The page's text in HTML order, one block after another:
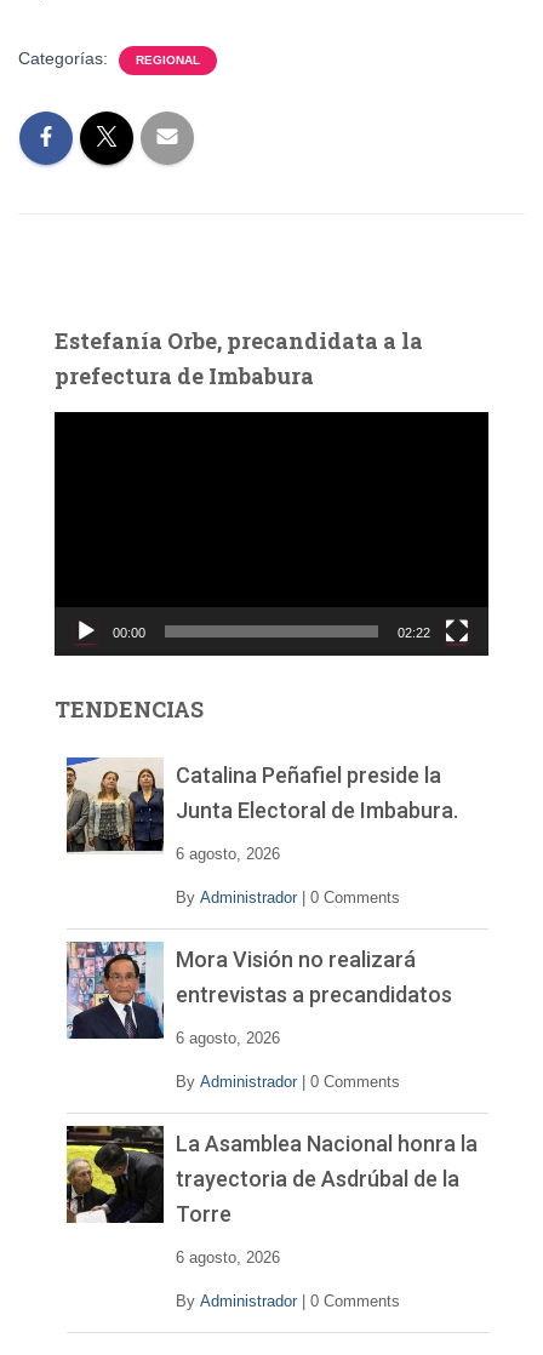
Categorías: REGIONAL
Estefanía Orbe, precandidata a la
prefectura de Imbabura
c
d
00:00 02:22
TENDENCIAS
Catalina Peñafiel preside la
Junta Electoral de Imbabura.
6 agosto, 2026
By Administrador 0 Comments
Mora Visión no realizará
entrevistas a precandidatos
6 agosto, 2026
By Administrador 0 Comments
La Asamblea Nacional honra la
trayectoria de Asdrúbal de la
Torre
6 agosto, 2026
By Administrador 0 Comments